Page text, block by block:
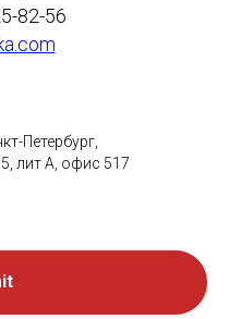
82-56
Петербург,
лит А, офис 517